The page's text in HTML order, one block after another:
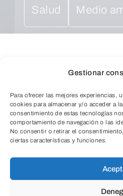
Gestionar
Para ofrecer las mejores experiencias,
cookies para almacenar y/o acceder a
consentimiento de estas tecnologías
comportamiento de navegación o las
No consentir o retirar el
ciertas características y funciones.
Salud Medio